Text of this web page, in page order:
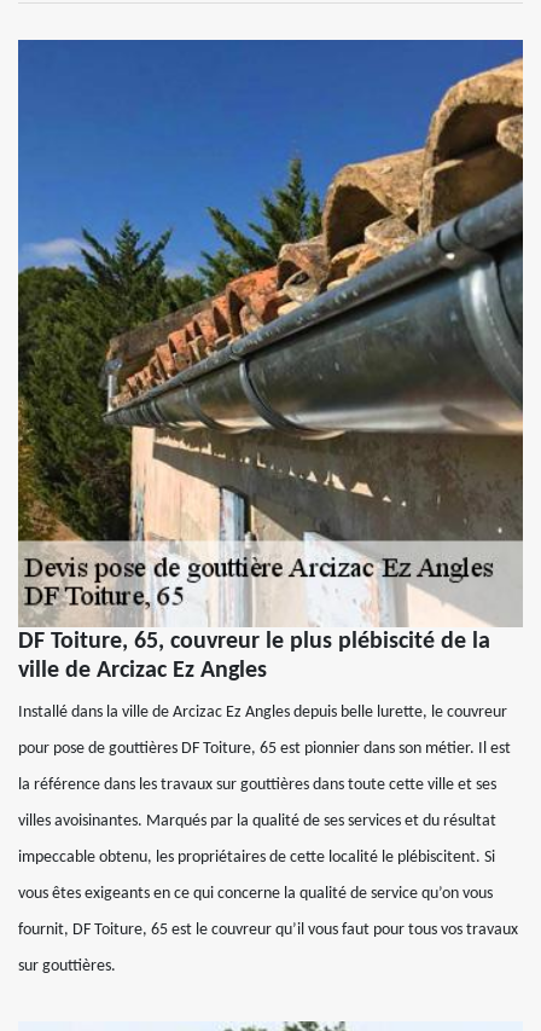
DF Toiture, 65, couvreur le plus plébiscité de la
ville de Arcizac Ez Angles
Installé dans la ville de Arcizac Ez Angles depuis belle lurette, le couvreur
pour pose de gouttières DF Toiture, 65 est pionnier dans son métier. Il est
la référence dans les travaux sur gouttières dans toute cette ville et ses
villes avoisinantes. Marqués par la qualité de ses services et du résultat
impeccable obtenu, les propriétaires de cette localité le plébiscitent. Si
vous êtes exigeants en ce qui concerne la qualité de service qu’on vous
fournit, DF Toiture, 65 est le couvreur qu’il vous faut pour tous vos travaux
sur gouttières.